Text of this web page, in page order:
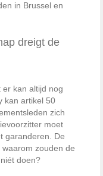
in Brussel en
dreigt de
kan altijd nog
kan artikel 50
zich
moet
garanderen. De
zouden de
doen?